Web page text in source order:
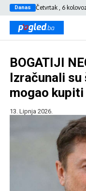
Danas Četvrtak , 6
BOGATIJI
Izračunali
mogao kupiti
13. Lipnja 2026.